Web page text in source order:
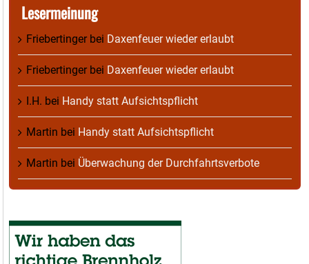
Lesermeinung
Friebertingerbei Daxenfeuer wieder erlaubt
Friebertingerbei Daxenfeuer wieder erlaubt
I.H. bei Handy statt Aufsichtspflicht
Martin bei Handy statt Aufsichtspflicht
Martin bei Überwachung der Durchfahrtsverbote